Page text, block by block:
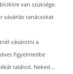
van szüksége.
vásárlás tanácsokat
vásárolni a
figyelmedbe
találod. Neked...